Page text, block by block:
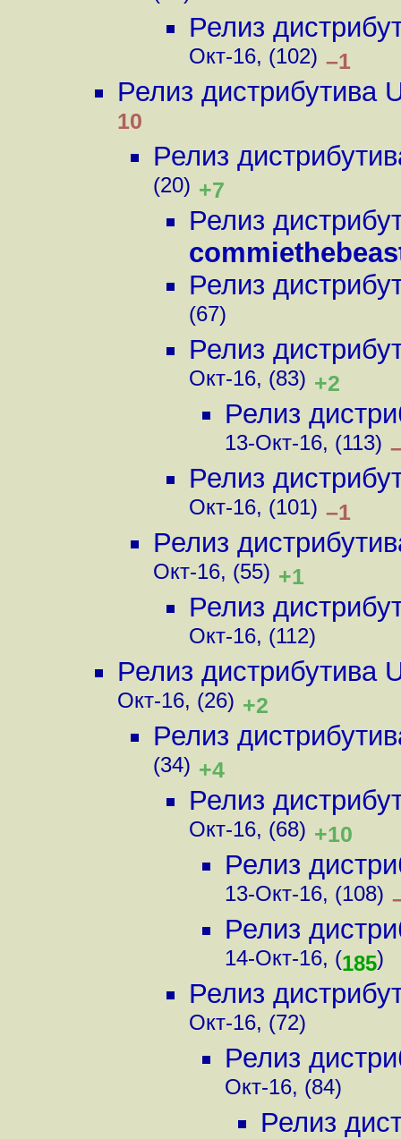
Релиз
Окт-16, (102) –1
Релиз дистрибутива
10
Релиз
(20) +7
Релиз
Релиз
(67)
Релиз
Окт-16, (83) +2
Релиз
13-Окт-16, (113)
Релиз
Окт-16, (101) –1
Релиз
Окт-16, (55) +1
Релиз
Окт-16, (112)
Релиз дистрибутива
Окт-16, (26) +2
Релиз
(34) +4
Релиз
Окт-16, (68) +10
Релиз
13-Окт-16, (108)
Релиз
14-Окт-16, (185)
Релиз
Окт-16, (72)
Релиз
Окт-16, (84)
Релиз